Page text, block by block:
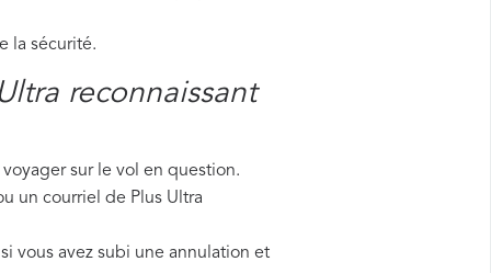
la sécurité.
reconnaissant
sur le vol en question.
un courriel de Plus Ultra
vous avez subi une annulation et